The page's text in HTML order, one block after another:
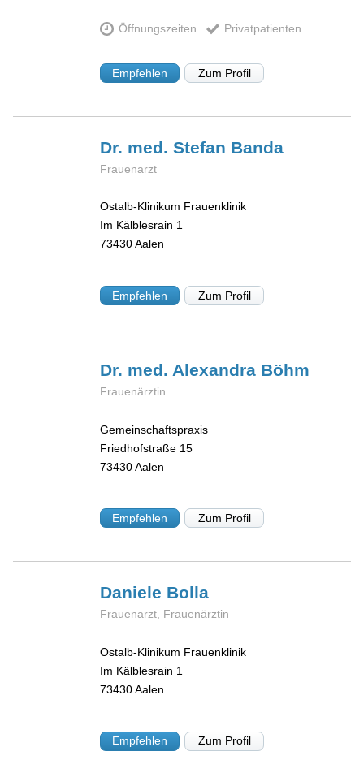
Öffnungszeiten Privatpatienten
Empfehlen Zum Profil
Dr. med. Stefan Banda
Frauenarzt
Ostalb-Klinikum Frauenklinik
Im Kälblesrain 1
73430Aalen
Empfehlen Zum Profil
Dr. med. Alexandra Böhm
Frauenärztin
Gemeinschaftspraxis
Friedhofstraße 15
73430Aalen
Empfehlen Zum Profil
Daniele Bolla
Frauenarzt, Frauenärztin
Ostalb-Klinikum Frauenklinik
Im Kälblesrain 1
73430Aalen
Empfehlen Zum Profil